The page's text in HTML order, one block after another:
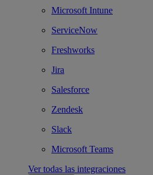
Microsoft Intune
ServiceNow
Freshworks
Jira
Salesforce
Zendesk
Slack
Microsoft Teams
Ver todas las integraciones